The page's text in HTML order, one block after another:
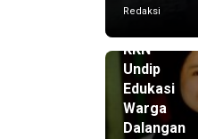
Redaksi
KKN
Undip
Edukasi
Warga
Dalangan